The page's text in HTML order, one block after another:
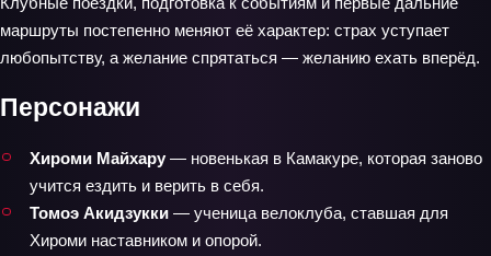
маршруты постепенно меняют её характер: страх уступает
любопытству, а желание спрятаться — желанию ехать вперёд.
Персонажи
Хироми Майхару — новенькая в Камакуре, которая заново
учится ездить и верить в себя.
Томоэ Акидзукки — ученица велоклуба, ставшая для
Хироми наставником и опорой.